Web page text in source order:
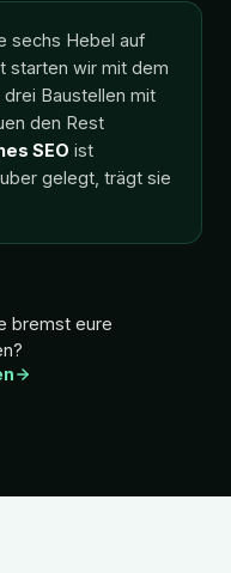
sechs Hebel auf
starten wir mit dem
Baustellen mit
den Rest
SEO ist
gelegt, trägt sie
bremst eure